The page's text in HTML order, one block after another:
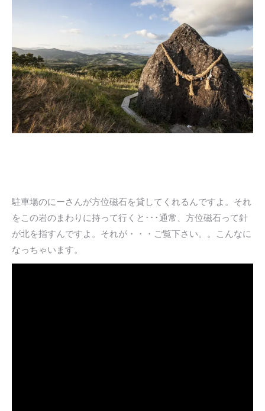
駐車場のにーさんが方位磁石を貸してくれるんですよ。それ
をこの岩のまわりに持って行くと･･･通常、方位磁石って針
が北を指すんですよ。それが・・・ご覧下さい。。こんなに
なっちゃいます。